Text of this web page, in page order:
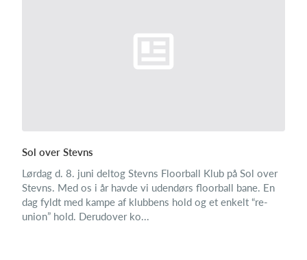
Sol over Stevns
Lørdag d. 8. juni deltog Stevns Floorball Klub på Sol over
Stevns. Med os i år havde vi udendørs floorball bane. En
dag fyldt med kampe af klubbens hold og et enkelt “re-
union” hold. Derudover ko...